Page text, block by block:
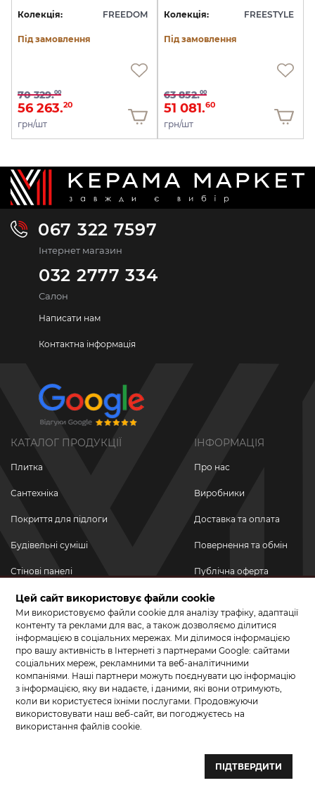
Колекція: FREEDOM
Під замовлення
70 329.00
56 263.20
грн/шт
Колекція: FREESTYLE
Під замовлення
63 852.00
51 081.60
грн/шт
067 322 7597
Інтернет магазин
032 2777 334
Салон
Написати нам
Контактна інформація
КАТАЛОГ ПРОДУКЦІЇ
Плитка
Сантехніка
Покриття для підлоги
Будівельні суміші
Стінові панелі
Новинки
Акційні товари
Акції/Знижки
ІНФОРМАЦІЯ
Про нас
Виробники
Доставка та оплата
Повернення та обмін
Публічна оферта
Політика
конфіденційності
ПРИЄДНУЙТЕСЬ ДО НАС У СОЦМЕРЕЖАХ
Створення сайту та розробка сайтів — веб–студія ”Бренд–A“
Цей сайт використовує файли cookie
Ми використовуємо файли cookie для аналізу трафіку, адаптації
контенту та реклами для вас, а також дозволяємо ділитися
інформацією в соціальних мережах. Ми ділимося інформацією
про вашу активність в Інтернеті з партнерами Google: сайтами
соціальних мереж, рекламними та веб-аналітичними
компаніями. Наші партнери можуть поєднувати цю інформацію
з інформацією, яку ви надаєте, і даними, які вони отримують,
коли ви користуєтеся їхніми послугами. Продовжуючи
використовувати наш веб-сайт, ви погоджуєтесь на
використання файлів cookie.
ПІДТВЕРДИТИ